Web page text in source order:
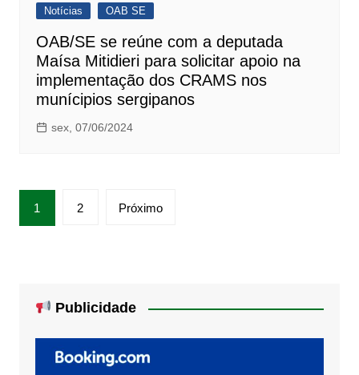
Notícias OAB SE
OAB/SE se reúne com a deputada
Maísa Mitidieri para solicitar apoio na
implementação dos CRAMS nos
munícipios sergipanos
sex, 07/06/2024
Paginação
de
1 2 Próximo
Publicidade